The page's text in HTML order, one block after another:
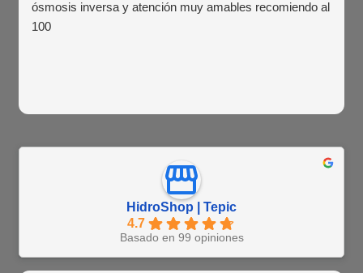
ósmosis inversa y atención muy amables recomiendo al
100
HidroShop | Tepic
4.7
Basado en 99 opiniones